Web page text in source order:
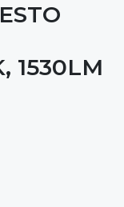
1530LM